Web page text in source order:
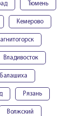
Тюмень
Кемерово
Владивосток
Балашиха
Рязань
Волжский